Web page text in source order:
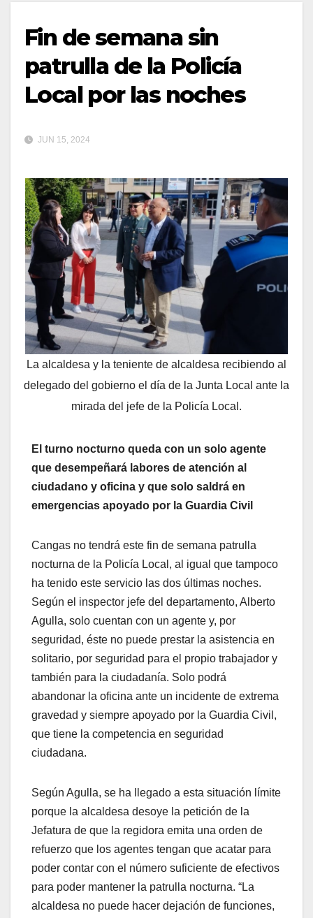
Fin de semana sin
patrulla de la Policía
Local por las noches
JUN 15, 2024
La alcaldesa y la teniente de alcaldesa recibiendo al
delegado del gobierno el día de la Junta Local ante la
mirada del jefe de la Policía Local.
El turno nocturno queda con un solo agente
que desempeñará labores de atención al
ciudadano y oficina y que solo saldrá en
emergencias apoyado por la Guardia Civil
Cangas no tendrá este fin de semana patrulla
nocturna de la Policía Local, al igual que tampoco
ha tenido este servicio las dos últimas noches.
Según el inspector jefe del departamento, Alberto
Agulla, solo cuentan con un agente y, por
seguridad, éste no puede prestar la asistencia en
solitario, por seguridad para el propio trabajador y
también para la ciudadanía. Solo podrá
abandonar la oficina ante un incidente de extrema
gravedad y siempre apoyado por la Guardia Civil,
que tiene la competencia en seguridad
ciudadana.
Según Agulla, se ha llegado a esta situación límite
porque la alcaldesa desoye la petición de la
Jefatura de que la regidora emita una orden de
refuerzo que los agentes tengan que acatar para
poder contar con el número suficiente de efectivos
para poder mantener la patrulla nocturna. “La
alcaldesa no puede hacer dejación de funciones,